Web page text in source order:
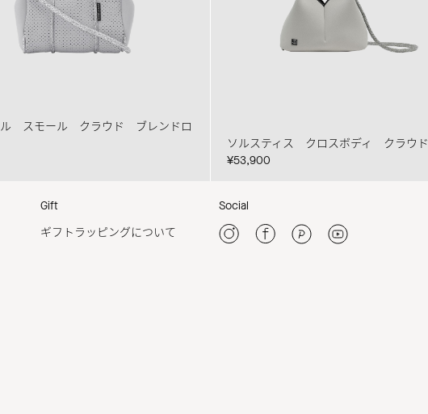
ル スモール クラウド ブレンドロ
ソルスティス クロスボディ クラウド
¥53,900
Gift
ギフトラッピングについて
Social